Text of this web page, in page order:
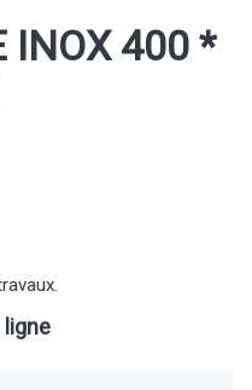
INOX 400 *